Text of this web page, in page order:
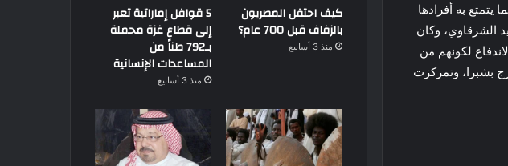
به أفرادها
الشرقاوي، وكان
لكونهم من
بشبرا، وتمركزت
كيف احتفل المصريون
بالزفاف قبل 700 عام؟
منذ 3 أسابيع
5 قوافل إماراتية تعبر
إلى قطاع غزة محملة
بـ792 طناً من
المساعدات الإنسانية
منذ 3 أسابيع